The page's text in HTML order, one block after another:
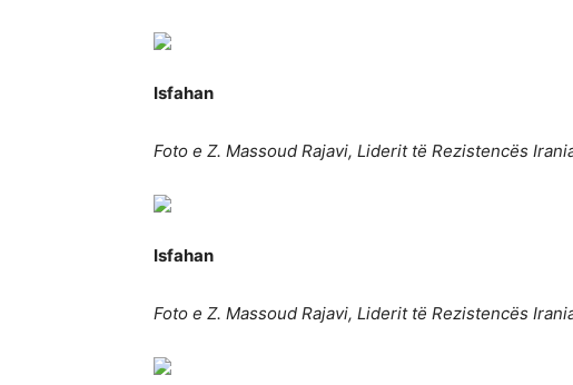
Isfahan
Foto e Z. Massoud Rajavi, Liderit të Rezistencës
Isfahan
Foto e Z. Massoud Rajavi, Liderit të Rezistencës